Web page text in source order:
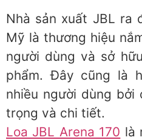
Nhà sản xuất JBL ra
Mỹ là thương hiệu
người dùng và sở
phẩm. Đây cũng là
nhiều người dùng bởi
trọng và chi tiết.
Loa JBL Arena 170 là